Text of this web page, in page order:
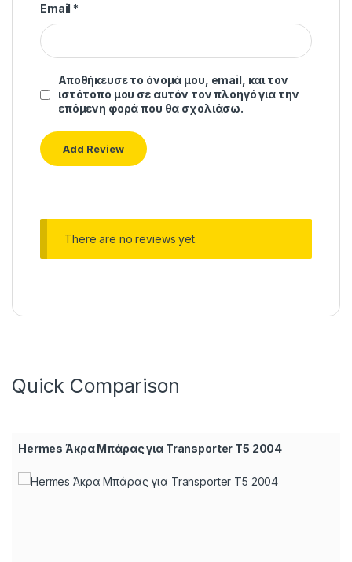
Email *
Αποθήκευσε το όνομά μου, email, και τον
ιστότοπο μου σε αυτόν τον πλοηγό για την
επόμενη φορά που θα σχολιάσω.
There are no reviews yet.
Quick Comparison
Hermes Άκρα Μπάρας για Transporter T5 2004